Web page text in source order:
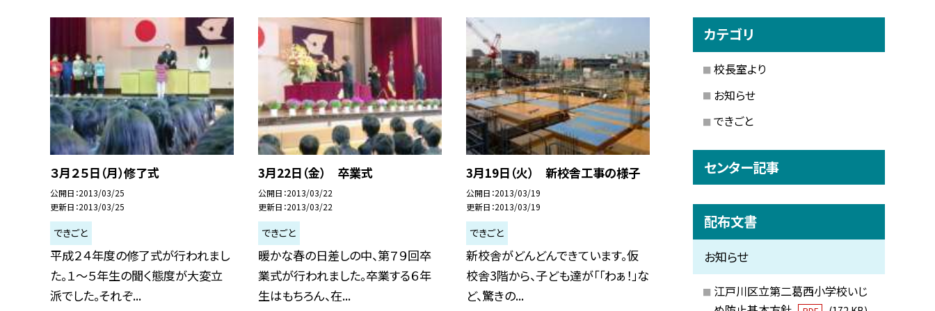
３月２５日（月）修了式
公開日 2013/03/25
更新日 2013/03/25
できごと
平成２４年度の修了式が行われまし
た。１〜５年生の聞く態度が大変立
派でした。それぞ...
3月22日（金） 卒業式
公開日 2013/03/22
更新日 2013/03/22
できごと
暖かな春の日差しの中、第７９回卒
業式が行われました。卒業する６年
生はもちろん、在...
3月19日（火） 新校舎工事の様子
公開日 2013/03/19
更新日 2013/03/19
できごと
新校舎がどんどんできています。仮
校舎3階から、子ども達が「「わぁ！」な
ど、驚きの...
カテゴリ
校長室より
お知らせ
できごと
センター記事
配布文書
お知らせ
江戸川区立第二葛西小学校いじ